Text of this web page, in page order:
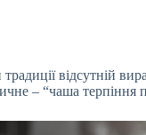
відсутній
– “чаша терпіння